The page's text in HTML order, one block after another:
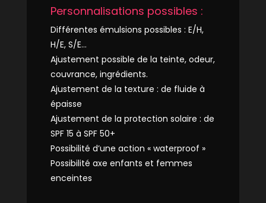
Personnalisations possibles :
Différentes émulsions possibles : E/H,
H/E, S/E…
Ajustement possible de la teinte, odeur,
couvrance, ingrédients.
Ajustement de la texture : de fluide à
épaisse
Ajustement de la protection solaire : de
SPF 15 à SPF 50+
Possibilité d’une action « waterproof »
Possibilité axe enfants et femmes
enceintes